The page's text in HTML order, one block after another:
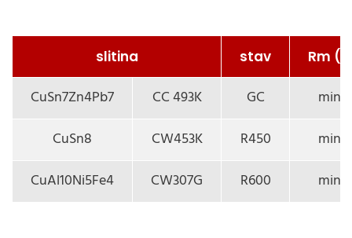
slitina stav Rm
CuSn7Zn4Pb7 CC 493K GC
min.
CuSn8
CW453K R450
min.
CuAl10Ni5Fe4
CW307G R600 min.